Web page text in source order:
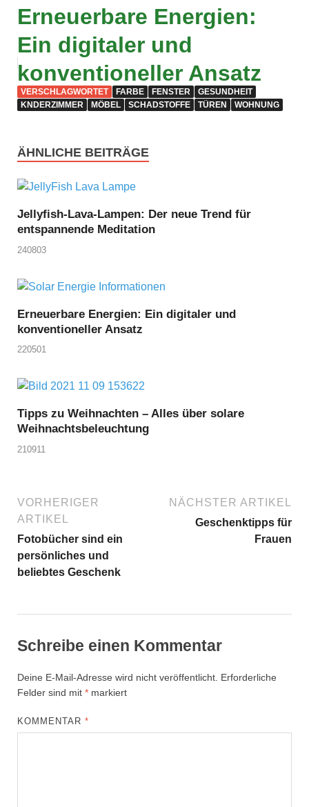
Erneuerbare Energien:
Ein digitaler und
konventioneller Ansatz
VERSCHLAGWORTET FARBE FENSTER
GESUNDHEIT
KNDERZIMMER
MÖBEL SCHADSTOFFE TÜREN WOHNUNG
ÄHNLICHE BEITRÄGE
Jellyfish-Lava-Lampen: Der neue Trend für
entspannende Meditation
240803
Erneuerbare Energien: Ein digitaler und
konventioneller Ansatz
220501
Tipps zu Weihnachten – Alles über solare
Weihnachtsbeleuchtung
210911
VORHERIGER
ARTIKEL
Fotobücher sind ein
persönliches und
beliebtes Geschenk
NÄCHSTER ARTIKEL
Geschenktipps für
Frauen
Schreibe einen Kommentar
Deine E-Mail-Adresse wird nicht veröffentlicht. Erforderliche
Felder sind mit * markiert
KOMMENTAR*